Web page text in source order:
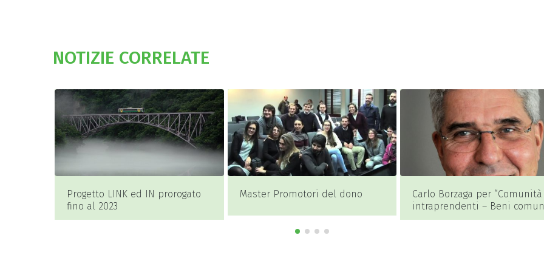
NOTIZIE CORRELATE
Progetto LINK ed IN prorogato
fino al 2023
Master Promotori del dono
Carlo Borzaga per “Comunità
intraprendenti – Beni
terzo settore, economia